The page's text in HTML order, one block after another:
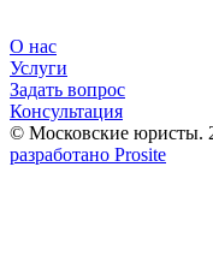
О нас
Услуги
Задать вопрос
Консультация
© Московские юристы.
разработано Prosite